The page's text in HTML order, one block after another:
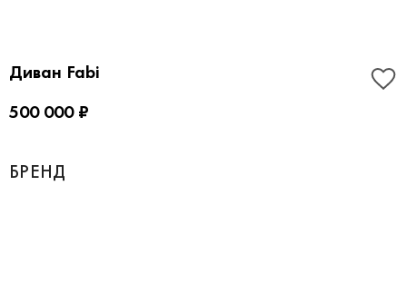
Диван Fabi
500 000 ₽
БРЕНД